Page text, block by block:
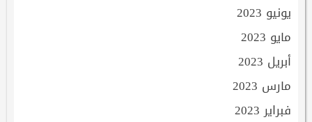
يونيو 2023
مايو 2023
أبريل 2023
مارس 2023
فبراير 2023